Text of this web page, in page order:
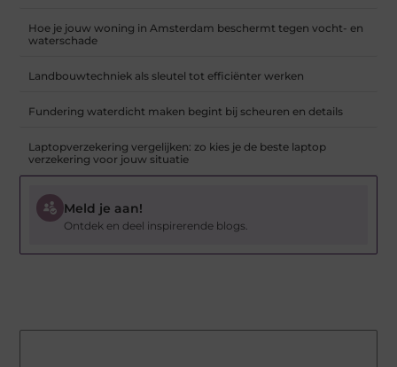
Hoe je jouw woning in Amsterdam beschermt tegen vocht- en
waterschade
Landbouwtechniek als sleutel tot efficiënter werken
Fundering waterdicht maken begint bij scheuren en details
Laptopverzekering vergelijken: zo kies je de beste laptop
verzekering voor jouw situatie
Meld je aan!
Ontdek en deel inspirerende blogs.